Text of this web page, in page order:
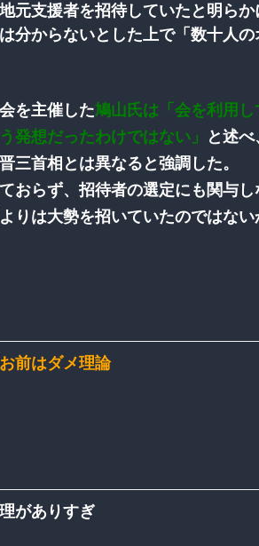
元支援者を招待していたと明らか
分からないとした上で「数十人の
を主催した鳩山氏は「会を利用し
発想だったわけではない」
と述
三首相とは異なると強調した。
おらず、招待者の選定にも関与し
りは大勢を招いていたのではない
前はダメ理論
がありすぎ